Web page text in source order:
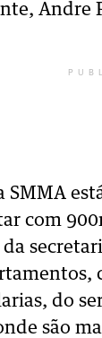
Andre
SMMA
com
do
são